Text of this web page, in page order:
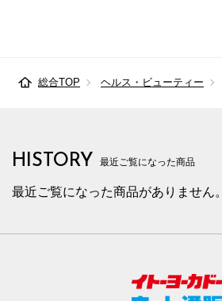
総合TOP ヘルス・ビューティー
HISTORY 最近ご覧になった商品
最近ご覧になった商品がありません。